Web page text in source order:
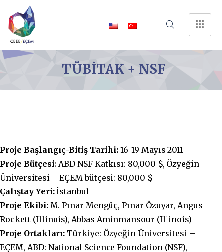
TÜBİTAK + NSF
Proje Başlangıç-Bitiş Tarihi: 16-19 Mayıs 2011
Proje Bütçesi: ABD NSF Katkısı: 80,000 $, Özyeğin
Üniversitesi – EÇEM bütçesi: 80,000 $
Çalıştay Yeri: İstanbul
Proje Ekibi: M. Pınar Mengüç, Pınar Özuyar, Angus
Rockett (Illinois), Abbas Aminmansour (Illinois)
Proje Ortakları: Türkiye: Özyeğin Üniversitesi –
EÇEM, ABD: National Science Foundation (NSF),